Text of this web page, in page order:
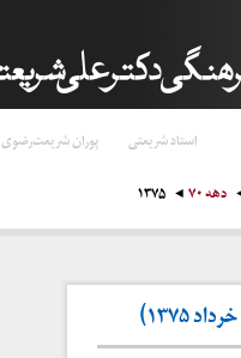
استاد شریعتی پوران شریعت‌رضوی
دهه ۷۰ ۱۳۷۵